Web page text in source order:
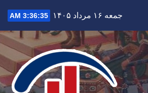
content
جمعه ۱۶ مرداد ۱۴۰۵ 3:36:36 AM